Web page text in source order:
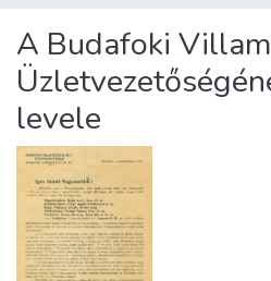
About us
A Budafoki
levele